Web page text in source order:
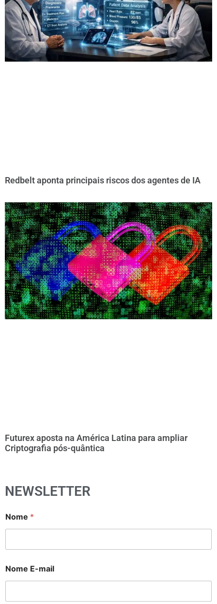
Redbelt aponta principais riscos dos agentes de IA
Futurex aposta na América Latina para ampliar
Criptografia pós-quântica
NEWSLETTER
Nome *
Nome E-mail